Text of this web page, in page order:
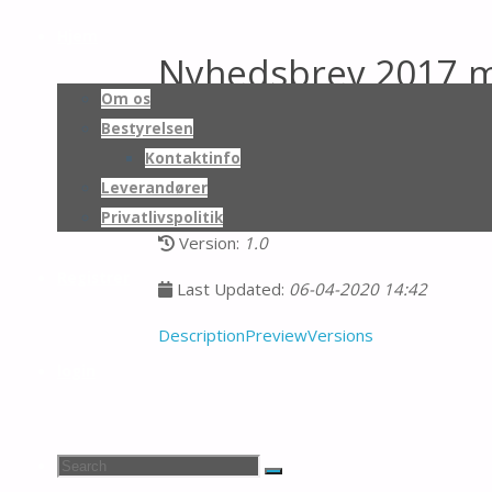
Om os
Bestyrelsen
Kontaktinfo
Leverandører
Privatlivspolitik
Search
Search
Search
Nyhedsbrev 2017
Download
0 Downloads
Version: 1.0
Last Updated: 06-04-2020 14:42
DescriptionPreviewVersions